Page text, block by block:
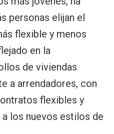
personas elijan el
flexible y menos
en la
de viviendas
a arrendadores, con
flexibles y
los nuevos estilos de